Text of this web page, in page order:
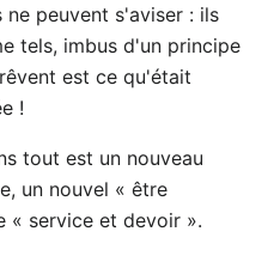
peuvent s'aviser : ils
tels, imbus d'un principe
est ce qu'était
!
tout est un nouveau
un nouvel « être
« service et devoir ».